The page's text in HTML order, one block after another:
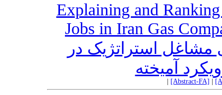
Explaining and
Jobs in Iran Gas
مشاغل استراتژیک در
آمیخته
[Abstract-FA]